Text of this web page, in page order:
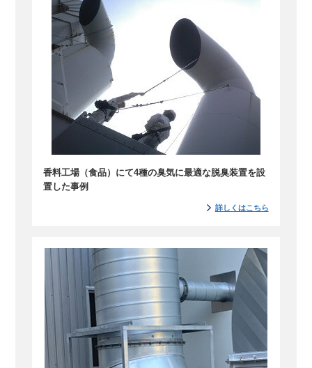
香料工場（食品）にて4種の臭気に最適な脱臭装置を設
置した事例
詳しくはこちら